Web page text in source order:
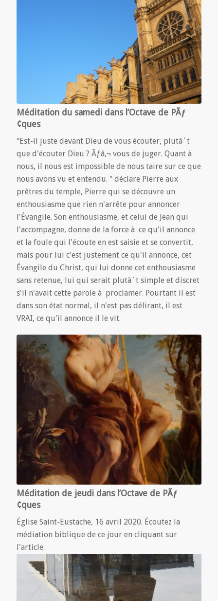
Méditation du samedi dans l’Octave de PÃƒ
¢ques
"Est-il juste devant Dieu de vous écouter, plutà´t
que d'écouter Dieu ? Ãƒâ‚¬ vous de juger. Quant à
nous, il nous est impossible de nous taire sur ce que
nous avons vu et entendu. " déclare Pierre aux
prêtres du temple, Pierre qui se découvre un
enthousiasme que rien n'arrête pour annoncer
l'Évangile. Son enthousiasme, et celui de Jean qui
l'accompagne, donne de la force à ce qu'il annonce
et la foule qui l'écoute en est saisie et se convertit,
mais pour lui c'est justement ce qu'il annonce, cet
Évangile du Christ, qui lui donne cet enthousiasme
sans retenue, lui qui serait plutà´t simple et discret
s'il n'avait cette parole à proclamer. Pourtant il est
dans son état normal, il n'est pas délirant, il est
VRAI, ce qu'il annonce il le vit.
Méditation de jeudi dans l’Octave de PÃƒ
¢ques
Église Saint-Eustache, 16 avril 2020. Écoutez la
médiation biblique de ce jour en cliquant sur
l'article.